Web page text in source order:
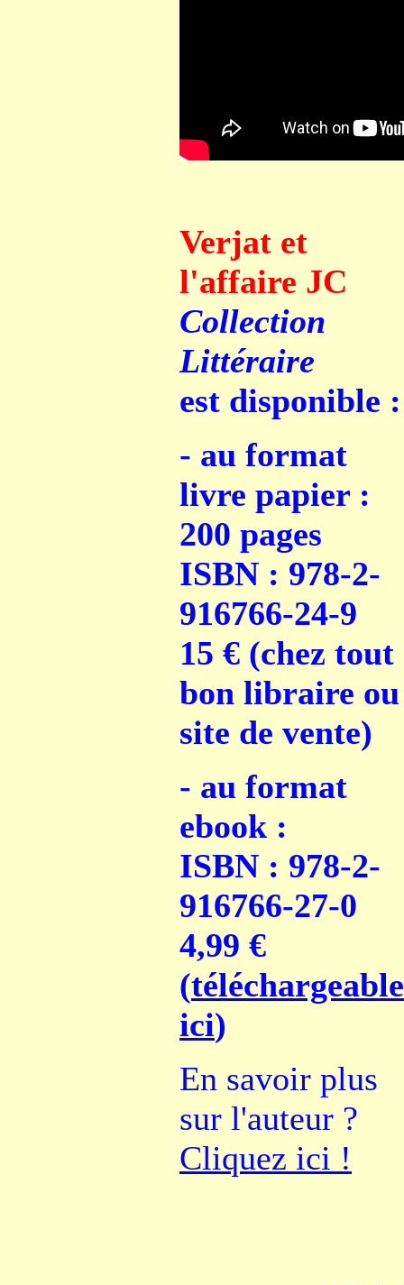
Verjat et
l'affaire JC
Collection
Littéraire
est disponible :
- au format
livre papier :
200 pages
ISBN : 978-2-
916766-24-9
15 € (chez tout
bon libraire ou
site de vente)
- au format
ebook :
ISBN : 978-2-
916766-27-0
4,99 €
(téléchargeable
ici)
En savoir plus
sur l'auteur ?
Cliquez ici !